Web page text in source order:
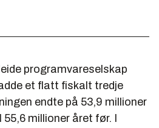
programvareselskap
et flatt fiskalt tredje
endte på 53,9 millioner
millioner året før. I